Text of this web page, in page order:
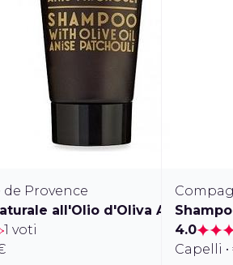
Provence
all'Olio d'Oliva Anice
1 voti
4.0
Capelli